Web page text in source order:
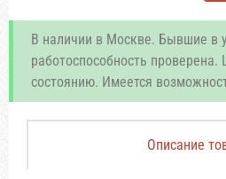
В наличии в Москве. Бывшие в
работоспособность проверена.
состоянию. Имеется
Описание